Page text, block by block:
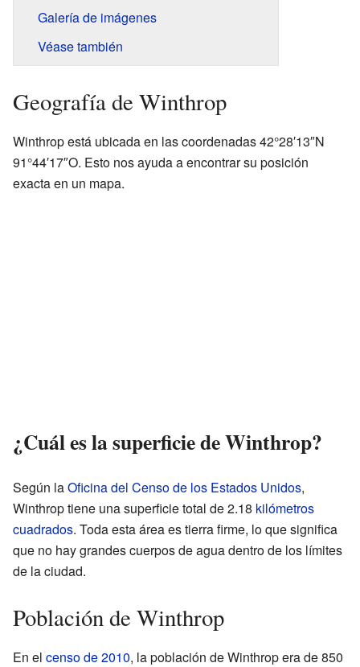
Galería de imágenes
Véase también
Geografía de Winthrop
Winthrop está ubicada en las coordenadas 42°28′13″N
91°44′17″O. Esto nos ayuda a encontrar su posición
exacta en un mapa.
¿Cuál es la superficie de Winthrop?
Según laOficina del Censo de los Estados Unidos,
Winthrop tiene una superficie total de 2.18 kilómetros
cuadrados. Toda esta área es tierra firme, lo que significa
que no hay grandes cuerpos de agua dentro de los límites
de la ciudad.
Población de Winthrop
En el censo de 2010, la población de Winthrop era de 850